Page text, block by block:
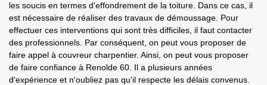
les soucis en termes d'effondrement de la toiture. Dans ce cas, il
est nécessaire de réaliser des travaux de démoussage. Pour
effectuer ces interventions qui sont très difficiles, il faut contacter
des professionnels. Par conséquent, on peut vous proposer de
faire appel à couvreur charpentier. Ainsi, on peut vous proposer
de faire confiance à Renolde 60. Il a plusieurs années
d'expérience et n'oubliez pas qu'il respecte les délais convenus.